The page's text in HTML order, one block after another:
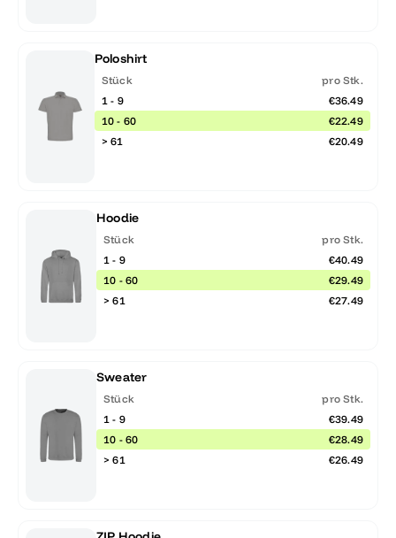
Poloshirt
Stück
pro Stk.
1 - 9
€36.49
10 - 60
€22.49
> 61
€20.49
Hoodie
Stück
pro Stk.
1 - 9
€40.49
10 - 60
€29.49
> 61
€27.49
Sweater
Stück
pro Stk.
1 - 9
€39.49
10 - 60
€28.49
> 61
€26.49